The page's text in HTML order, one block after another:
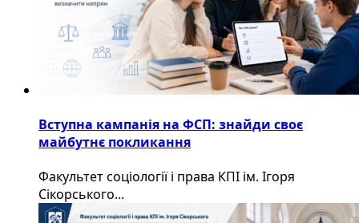
Вступна кампанія на ФСП: знайди своє
майбутнє покликання
Факультет соціології і права КПІ ім. Ігоря
Сікорського...